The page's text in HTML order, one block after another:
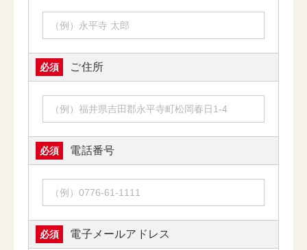
必須 ご住所
必須 電話番号
必須 電子メールアドレス